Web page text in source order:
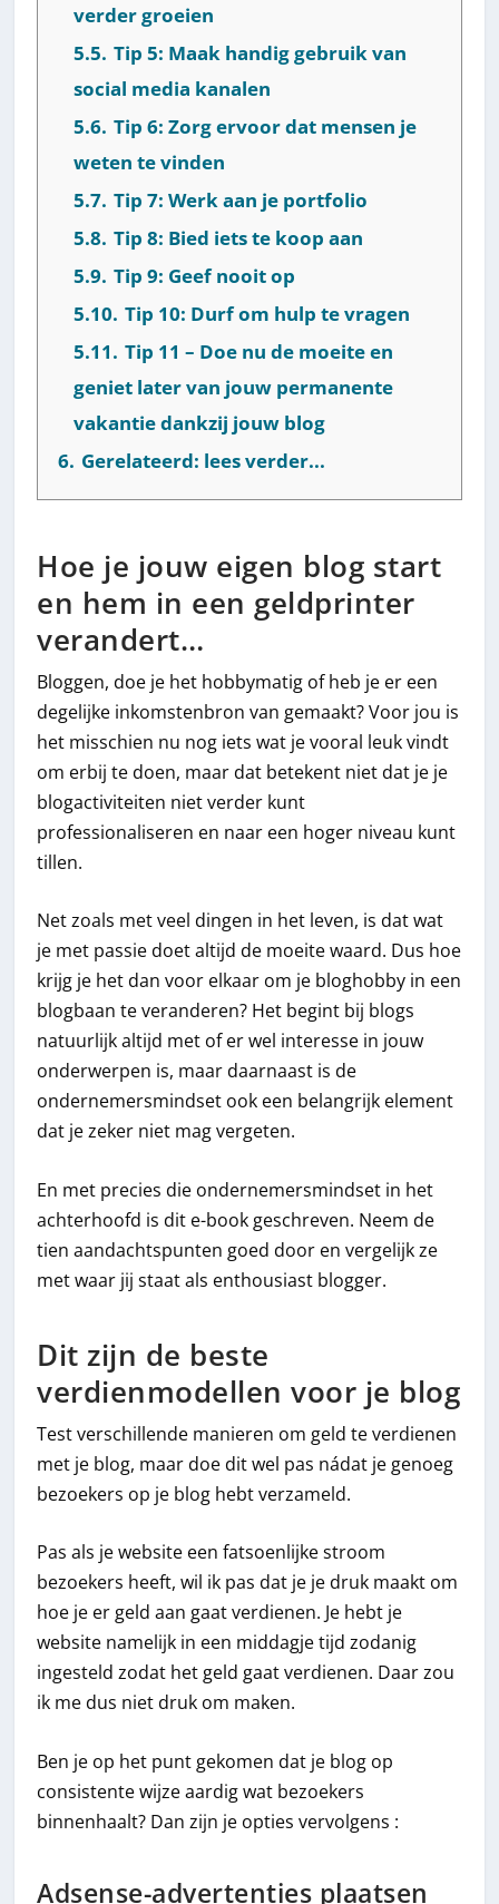
verder groeien
5.5. Tip 5: Maak handig gebruik van
social media kanalen
5.6. Tip 6: Zorg ervoor dat mensen je
weten te vinden
5.7. Tip 7: Werk aan je portfolio
5.8. Tip 8: Bied iets te koop aan
5.9. Tip 9: Geef nooit op
5.10. Tip 10: Durf om hulp te vragen
5.11. Tip 11 – Doe nu de moeite en
geniet later van jouw permanente
vakantie dankzij jouw blog
6. Gerelateerd: lees verder...
Hoe je jouw eigen blog start
en hem in een geldprinter
verandert…
Bloggen, doe je het hobbymatig of heb je er een
degelijke inkomstenbron van gemaakt? Voor jou is
het misschien nu nog iets wat je vooral leuk vindt
om erbij te doen, maar dat betekent niet dat je je
blogactiviteiten niet verder kunt
professionaliseren en naar een hoger niveau kunt
tillen.
Net zoals met veel dingen in het leven, is dat wat
je met passie doet altijd de moeite waard. Dus hoe
krijg je het dan voor elkaar om je bloghobby in een
blogbaan te veranderen? Het begint bij blogs
natuurlijk altijd met of er wel interesse in jouw
onderwerpen is, maar daarnaast is de
ondernemersmindset ook een belangrijk element
dat je zeker niet mag vergeten.
En met precies die ondernemersmindset in het
achterhoofd is dit e-book geschreven. Neem de
tien aandachtspunten goed door en vergelijk ze
met waar jij staat als enthousiast blogger.
Dit zijn de beste
verdienmodellen voor je blog
Test verschillende manieren om geld te verdienen
met je blog, maar doe dit wel pas nádat je genoeg
bezoekers op je blog hebt verzameld.
Pas als je website een fatsoenlijke stroom
bezoekers heeft, wil ik pas dat je je druk maakt om
hoe je er geld aan gaat verdienen. Je hebt je
website namelijk in een middagje tijd zodanig
ingesteld zodat het geld gaat verdienen. Daar zou
ik me dus niet druk om maken.
Ben je op het punt gekomen dat je blog op
consistente wijze aardig wat bezoekers
binnenhaalt? Dan zijn je opties vervolgens :
Adsense-advertenties plaatsen